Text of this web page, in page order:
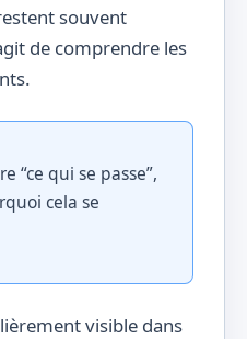
souvent
de comprendre les
“ce qui se passe”,
cela se
visible dans